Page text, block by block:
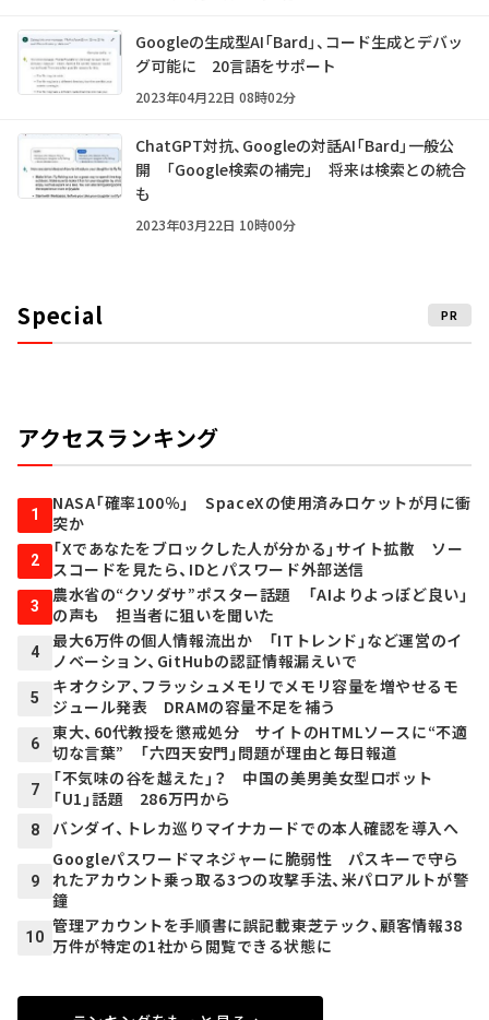
Googleの生成型AI「Bard」、コード生成とデバッ
グ可能に 20言語をサポート
2023年04月22日 08時02分
ChatGPT対抗、Googleの対話AI「Bard」一般公
開 「Google検索の補完」 将来は検索との統合
も
2023年03月22日 10時00分
Special PR
アクセスランキング
1
NASA「確率100％」 SpaceXの使用済みロケットが月に衝
突か
2
「Xであなたをブロックした人が分かる」サイト拡散 ソー
スコードを見たら、IDとパスワード外部送信
3
農水省の“クソダサ”ポスター話題 「AIよりよっぽど良い」
の声も 担当者に狙いを聞いた
4
最大6万件の個人情報流出か 「ITトレンド」など運営のイ
ノベーション、GitHubの認証情報漏えいで
5
キオクシア、フラッシュメモリでメモリ容量を増やせるモ
ジュール発表 DRAMの容量不足を補う
6
東大、60代教授を懲戒処分 サイトのHTMLソースに“不適
切な言葉” 「六四天安門」問題が理由と毎日報道
7
「不気味の谷を越えた」？ 中国の美男美女型ロボット
「U1」話題 286万円から
8 バンダイ、トレカ巡りマイナカードでの本人確認を導入へ
9
Googleパスワードマネジャーに脆弱性 パスキーで守ら
れたアカウント乗っ取る3つの攻撃手法、米パロアルトが警
鐘
10
管理アカウントを手順書に誤記載――東芝テック、顧客情報38
万件が特定の1社から閲覧できる状態に